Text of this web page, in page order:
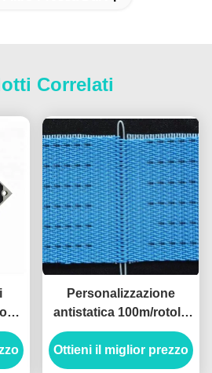
Correlati
ad
Personalizzazione
antistatica 100m/rotolo
del poliestere del
tessuto della
filtropressa
Ottieni il miglior prezzo